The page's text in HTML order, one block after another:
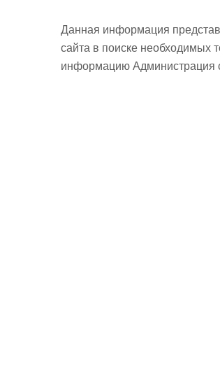
Данная информация
сайта в поиске необходимых
информацию Администрация